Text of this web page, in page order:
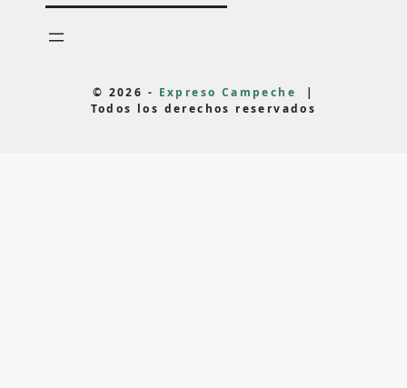
© 2026 - Expreso Campeche
|
Todos los derechos reservados